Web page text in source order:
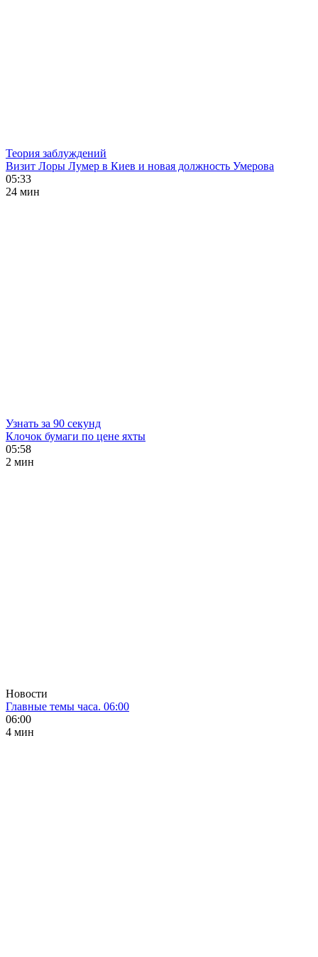
Теория заблуждений
Визит Лоры Лумер в Киев и новая должность Умерова
05:33
24 мин
Узнать за 90 секунд
Клочок бумаги по цене яхты
05:58
2 мин
Новости
Главные темы часа. 06:00
06:00
4 мин